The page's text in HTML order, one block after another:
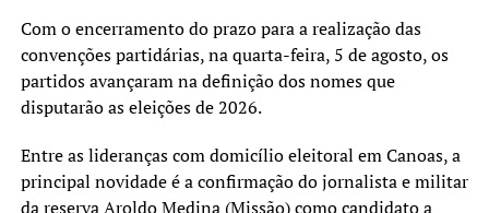
atualmente vive um relacionamento conturbado, além de
recentemente ter passado por um processo de pedido de
impeachment na Câmara de Vereadores de Canoas que
foi arquivado.
Prefeito não se manifesta sobre novo
pedido
Com o encerramento do prazo para a realização das
convenções partidárias, na quarta-feira, 5 de agosto, os
partidos avançaram na definição dos nomes que
disputarão as eleições de 2026.
Entre as lideranças com domicílio eleitoral em Canoas, a
principal novidade é a confirmação do jornalista e militar
da reserva Aroldo Medina (Missão) como candidato a